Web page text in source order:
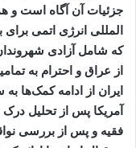
جزئیات آن آگاه است و
المللی انرژی اتمی
که شامل آزادی
از عراق و احترام به
ایران از ادامه کمک‌ها
آمریکا پس از تحلیل
فقیه و پس از بررسی